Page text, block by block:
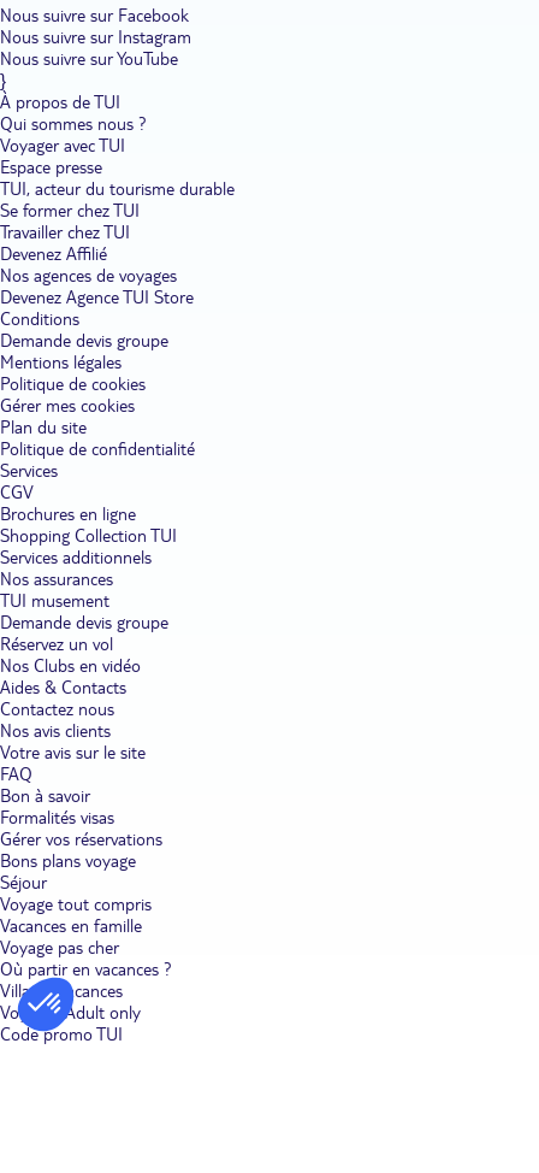
Nous suivre sur Facebook
Nous suivre sur Instagram
Nous suivre sur YouTube
}
À propos de TUI
Qui sommes nous ?
Voyager avec TUI
Espace presse
TUI, acteur du tourisme durable
Se former chez TUI
Travailler chez TUI
Devenez Affilié
Nos agences de voyages
Devenez Agence TUI Store
Conditions
Demande devis groupe
Mentions légales
Politique de cookies
Gérer mes cookies
Plan du site
Politique de confidentialité
Services
CGV
Brochures en ligne
Shopping Collection TUI
Services additionnels
Nos assurances
TUI musement
Demande devis groupe
Réservez un vol
Nos Clubs en vidéo
Aides & Contacts
Contactez nous
Nos avis clients
Votre avis sur le site
FAQ
Bon à savoir
Formalités visas
Gérer vos réservations
Bons plans voyage
Séjour
Voyage tout compris
Vacances en famille
Voyage pas cher
Où partir en vacances ?
Villages vacances
Voyages Adult only
Code promo TUI